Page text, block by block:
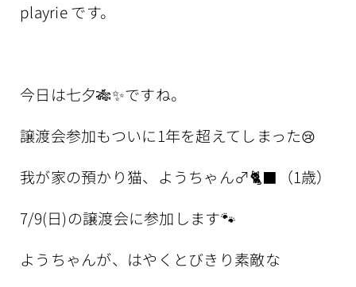
playrie です。
今日は七夕🎋✨ですね。
譲渡会参加もついに1年を超えてしまった😢
我が家の預かり猫、ようちゃん♂🐈‍⬛（1歳）
7/9(日)の譲渡会に参加します🐾
ようちゃんが、はやくとびきり素敵な